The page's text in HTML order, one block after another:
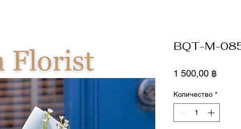
BQT-M-
1 500,00 ฿Цена
Количество *